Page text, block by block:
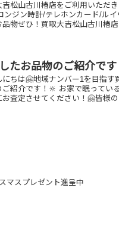
吉松山古川椿店をご利用いただ
ンジン時計/テレホンカード/ル
物ぜひ！買取大吉松山古川椿店
たお品物のご紹介です
にちは🤗地域ナンバー1を目指
ご紹介です！🔆 お家で眠って
お査定させてください！🤗皆様
マスプレゼント進呈中